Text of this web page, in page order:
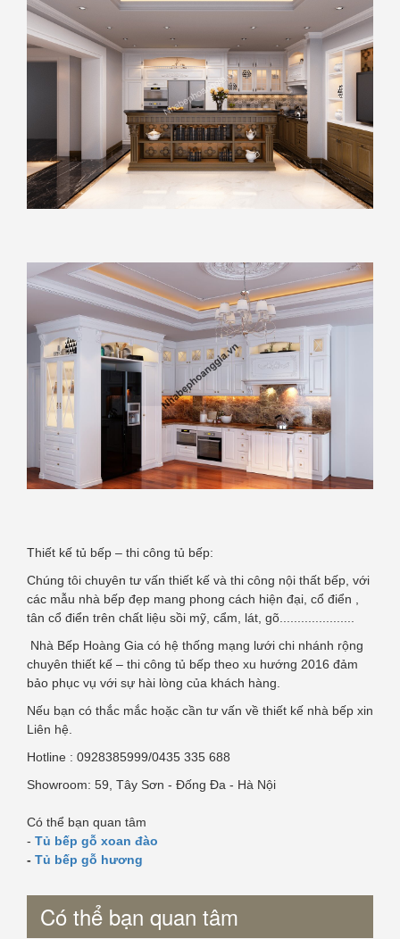
Thiết kế tủ bếp – thi công tủ bếp:
Chúng tôi chuyên tư vấn thiết kế và thi công nội thất bếp, với
các mẫu nhà bếp đẹp mang phong cách hiện đại, cổ điển ,
tân cổ điển trên chất liệu sồi mỹ, cẩm, lát, gõ.....................
Nhà Bếp Hoàng Gia có hệ thống mạng lưới chi nhánh rộng
chuyên thiết kế – thi công tủ bếp theo xu hướng 2016 đảm
bảo phục vụ với sự hài lòng của khách hàng.
Nếu bạn có thắc mắc hoặc cần tư vấn về thiết kế nhà bếp xin
Liên hệ.
Hotline : 0928385999/0435 335 688
Showroom: 59, Tây Sơn - Đống Đa - Hà Nội
Có thể bạn quan tâm
- Tủ bếp gỗ xoan đào
- Tủ bếp gỗ hương
Có thể bạn quan tâm